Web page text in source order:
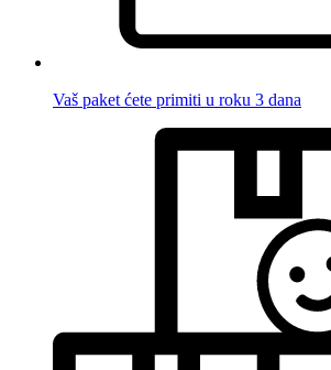
Vaš paket ćete primiti u roku 3 dana